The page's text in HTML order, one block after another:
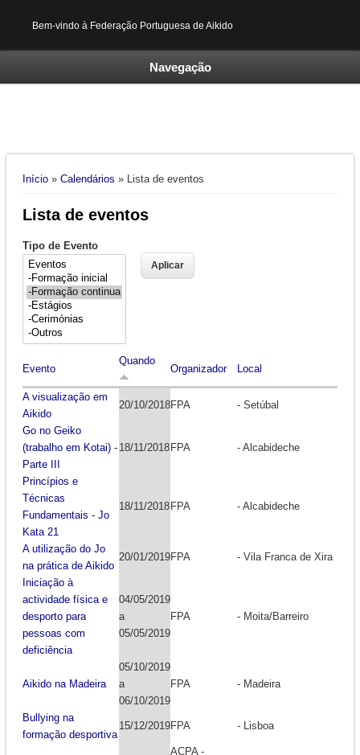
Bem-vindo à Federação Portuguesa de Aikido
Navegação
Está aqui
Início» Calendários » Lista de eventos
Lista de eventos
Tipo de Evento
Evento
Quando
Organizador Local
A visualização em
Aikido
20/10/2018FPA - Setúbal
Go no Geiko
(trabalho em Kotai) -
Parte III
18/11/2018FPA - Alcabideche
Princípios e
Técnicas
Fundamentais - Jo
Kata 21
18/11/2018FPA - Alcabideche
A utilização do Jo
na prática de Aikido
20/01/2019FPA - Vila Franca de Xira
Iniciação à
actividade física e
desporto para
pessoas com
deficiência
04/05/2019
a
05/05/2019
FPA - Moita/Barreiro
Aikido na Madeira
05/10/2019
a
06/10/2019
FPA - Madeira
Bullying na
formação desportiva
15/12/2019FPA - Lisboa
ACPA -